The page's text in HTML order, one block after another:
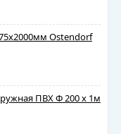
Ostendorf
ПВХ Ф 200 х 1м